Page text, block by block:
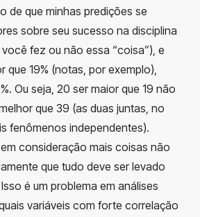
de que minhas predições se
sobre seu sucesso na disciplina
fez ou não essa “coisa”), e
que 19% (notas, por exemplo),
Ou seja, 20 ser maior que 19 não
que 39 (as duas juntas, no
fenômenos independentes).
consideração mais coisas não
que tudo deve ser levado
é um problema em análises
variáveis com forte correlação